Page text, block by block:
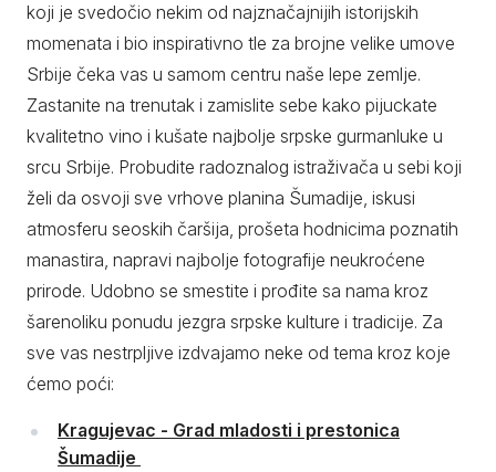
koji je svedočio nekim od najznačajnijih istorijskih
momenata i bio inspirativno tle za brojne velike umove
Srbije čeka vas u samom centru naše lepe zemlje.
Zastanite na trenutak i zamislite sebe kako pijuckate
kvalitetno vino i kušate najbolje srpske gurmanluke u
srcu Srbije. Probudite radoznalog istraživača u sebi koji
želi da osvoji sve vrhove planina Šumadije, iskusi
atmosferu seoskih čaršija, prošeta hodnicima poznatih
manastira, napravi najbolje fotografije neukroćene
prirode. Udobno se smestite i prođite sa nama kroz
šarenoliku ponudu jezgra srpske kulture i tradicije. Za
sve vas nestrpljive izdvajamo neke od tema kroz koje
ćemo poći:
Kragujevac - Grad mladosti i prestonica
Šumadije